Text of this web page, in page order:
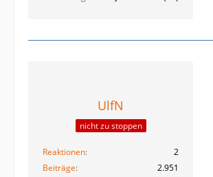
UlfN
nicht zu stoppen
Reaktionen
2
Beiträge
2.951